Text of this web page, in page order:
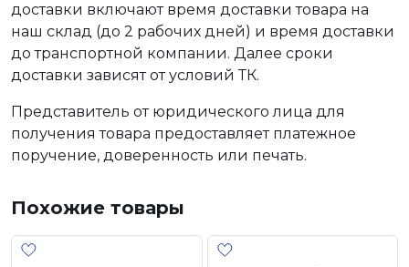
доставки включают время доставки товара на
наш склад (до 2 рабочих дней) и время доставки
до транспортной компании. Далее сроки
доставки зависят от условий ТК.
Представитель от юридического лица для
получения товара предоставляет платежное
поручение, доверенность или печать.
Похожие товары